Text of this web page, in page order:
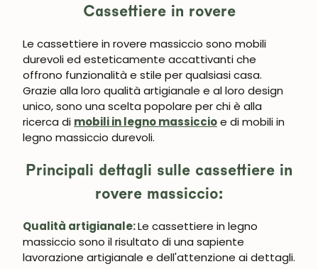
Cassettiere in rovere
Le cassettiere in rovere massiccio sono mobili
durevoli ed esteticamente accattivanti che
offrono funzionalità e stile per qualsiasi casa.
Grazie alla loro qualità artigianale e al loro design
unico, sono una scelta popolare per chi è alla
ricerca di mobili in legno massiccioe di mobili in
legno massiccio durevoli.
Principali dettagli sulle cassettiere in
rovere massiccio:
Qualità artigianale:Le cassettiere in legno
massiccio sono il risultato di una sapiente
lavorazione artigianale e dell'attenzione ai dettagli.